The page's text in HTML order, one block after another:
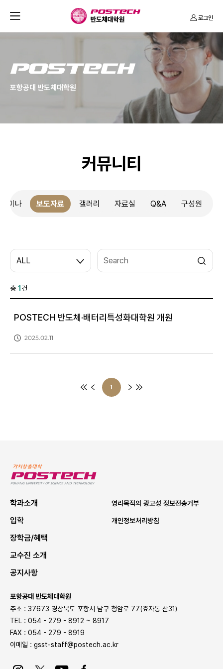
열
기
반
학
원
로그인
P
O
E
포항공대 반도체대학원
커뮤니티
세미나 보도자료 갤러리 자료실 Q&A 구성원
총 1 건
ALL
POSTECH 반도체·배터리특성화대학원 개원
2025.02.11
1
P
O
S
E
C
H
포항공대 반도체대학원
주소 : 37673 경상북도 포항시 남구 청암로 77(효자동 산31)
TEL : 054 - 279 - 8912 ~ 8917
FAX : 054 - 279 - 8919
이메일 : gsst-staff@postech.ac.kr
학과소개
입학
장학금/혜택
교수진 소개
공지사항
영리목적의 광고성 정보전송거부
개인정보처리방침